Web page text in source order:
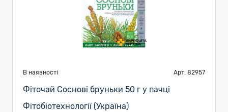
В наявності Арт. 82957
Фіточай Соснові бруньки 50 г у пачці
Фітобіотехнології (Україна)